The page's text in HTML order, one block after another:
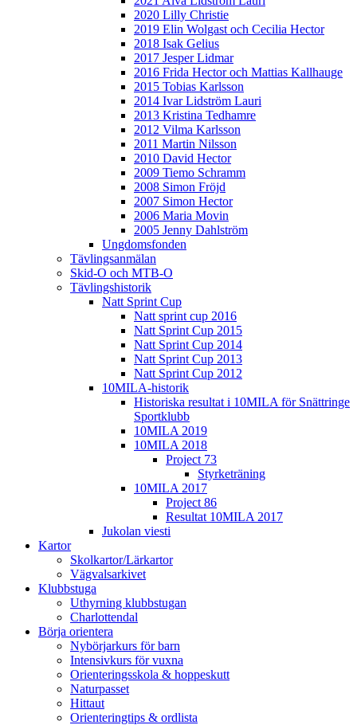
2020 Lilly Christie
2019 Elin Wolgast och Cecilia Hector
2018 Isak Gelius
2017 Jesper Lidmar
2016 Frida Hector och Mattias Kallhauge
2015 Tobias Karlsson
2014 Ivar Lidström Lauri
2013 Kristina Tedhamre
2012 Vilma Karlsson
2011 Martin Nilsson
2010 David Hector
2009 Tiemo Schramm
2008 Simon Fröjd
2007 Simon Hector
2006 Maria Movin
2005 Jenny Dahlström
Ungdomsfonden
Tävlingsanmälan
Skid-O och MTB-O
Tävlingshistorik
Natt Sprint Cup
Natt sprint cup 2016
Natt Sprint Cup 2015
Natt Sprint Cup 2014
Natt Sprint Cup 2013
Natt Sprint Cup 2012
10MILA-historik
Historiska resultat i 10MILA för Snättringe
Sportklubb
10MILA 2019
10MILA 2018
Project 73
Styrketräning
10MILA 2017
Project 86
Resultat 10MILA 2017
Jukolan viesti
Kartor
Skolkartor/Lärkartor
Vägvalsarkivet
Klubbstuga
Uthyrning klubbstugan
Charlottendal
Börja orientera
Nybörjarkurs för barn
Intensivkurs för vuxna
Orienteringsskola & hoppeskutt
Naturpasset
Hittaut
Orienteringtips & ordlista